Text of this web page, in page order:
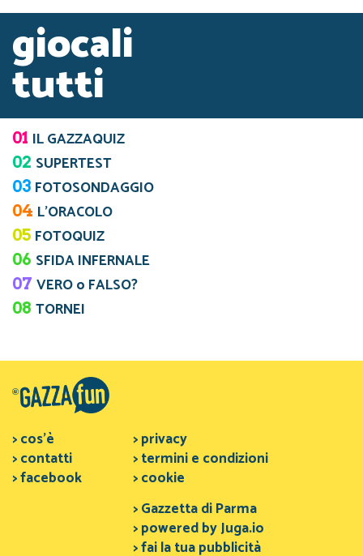
giocali
tutti
01 IL GAZZAQUIZ
02 SUPERTEST
03 FOTOSONDAGGIO
04 L’ORACOLO
05 FOTOQUIZ
06 SFIDA INFERNALE
07 VERO o FALSO?
08 TORNEI
> cos'è
> contatti
> facebook
> privacy
> termini e condizioni
> cookie
> Gazzetta di Parma
> powered by Juga.io
> fai la tua pubblicità